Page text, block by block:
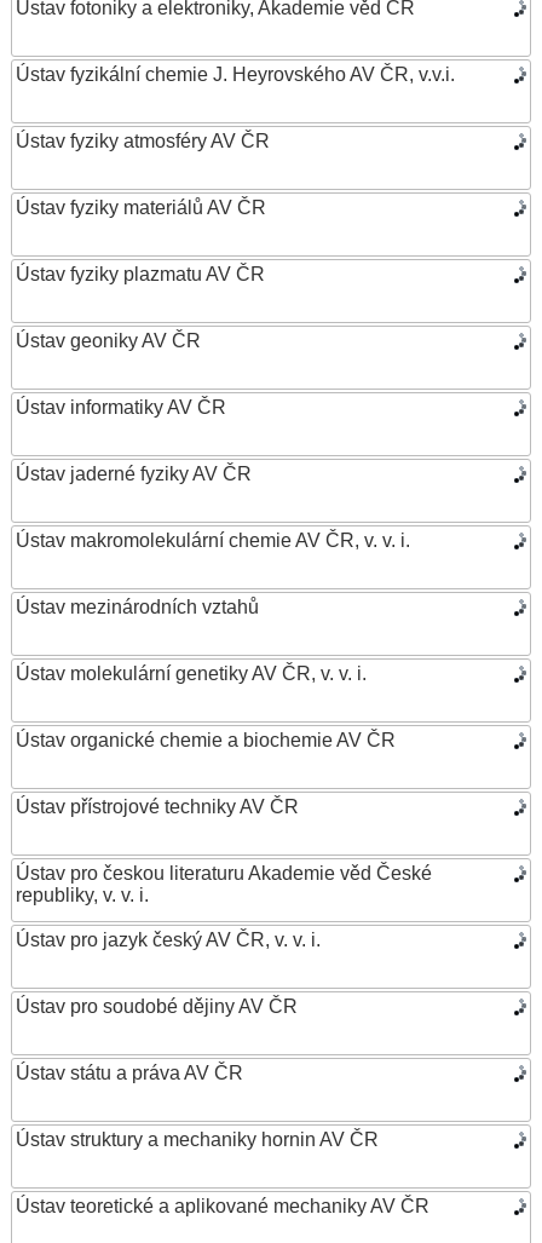
Ústav fotoniky a elektroniky, Akademie věd ČR
Ústav fyzikální chemie J. Heyrovského AV ČR, v.v.i.
Ústav fyziky atmosféry AV ČR
Ústav fyziky materiálů AV ČR
Ústav fyziky plazmatu AV ČR
Ústav geoniky AV ČR
Ústav informatiky AV ČR
Ústav jaderné fyziky AV ČR
Ústav makromolekulární chemie AV ČR, v. v. i.
Ústav mezinárodních vztahů
Ústav molekulární genetiky AV ČR, v. v. i.
Ústav organické chemie a biochemie AV ČR
Ústav přístrojové techniky AV ČR
Ústav pro českou literaturu Akademie věd České
republiky, v. v. i.
Ústav pro jazyk český AV ČR, v. v. i.
Ústav pro soudobé dějiny AV ČR
Ústav státu a práva AV ČR
Ústav struktury a mechaniky hornin AV ČR
Ústav teoretické a aplikované mechaniky AV ČR